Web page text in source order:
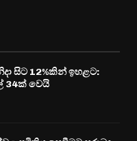
සිට 12%කින් ඉහළට:
34ක් වෙයි